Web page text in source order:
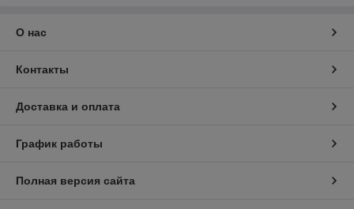
О нас
Контакты
Доставка и оплата
График работы
Полная версия сайта